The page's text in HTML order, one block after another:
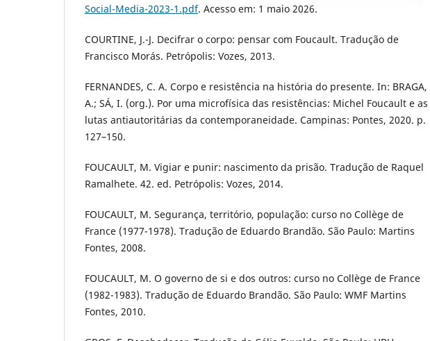
Social-Media-2023-1.pdf. Acesso em: 1 maio 2026.
COURTINE, J.-J. Decifrar o corpo: pensar com Foucault. Tradução de
Francisco Morás. Petrópolis: Vozes, 2013.
FERNANDES, C. A. Corpo e resistência na história do presente. In: BRAGA,
A.; SÁ, I. (org.). Por uma microfísica das resistências: Michel Foucault e as
lutas antiautoritárias da contemporaneidade. Campinas: Pontes, 2020. p.
127–150.
FOUCAULT, M. Vigiar e punir: nascimento da prisão. Tradução de Raquel
Ramalhete. 42. ed. Petrópolis: Vozes, 2014.
FOUCAULT, M. Segurança, território, população: curso no Collège de
France (1977-1978). Tradução de Eduardo Brandão. São Paulo: Martins
Fontes, 2008.
FOUCAULT, M. O governo de si e dos outros: curso no Collège de France
(1982-1983). Tradução de Eduardo Brandão. São Paulo: WMF Martins
Fontes, 2010.